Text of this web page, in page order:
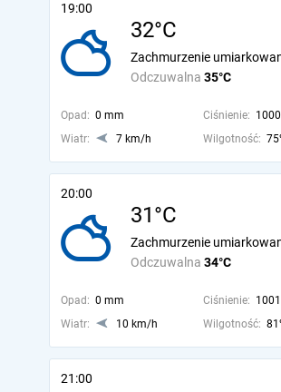
19:00
32°C
Odczuwalna 35°C
Zachmurzenie
Opad: 0 mm Ciśnienie:
Wiatr:
7 km/h Wilgotność:
20:00
31°C
Odczuwalna 34°C
Zachmurzenie
Opad: 0 mm Ciśnienie:
Wiatr:
10 km/h Wilgotność:
21:00